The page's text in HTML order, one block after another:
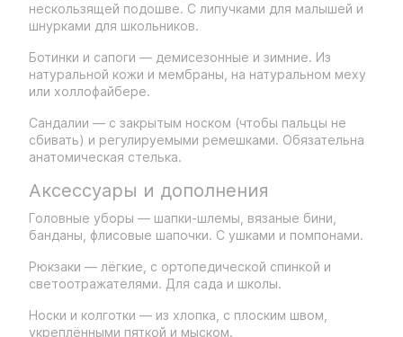
нескользящей подошве. С липучками для малышей и
шнурками для школьников.
Ботинки и сапоги — демисезонные и зимние. Из
натуральной кожи и мембраны, на натуральном меху
или холлофайбере.
Сандалии — с закрытым носком (чтобы пальцы не
сбивать) и регулируемыми ремешками. Обязательна
анатомическая стелька.
Аксессуары и дополнения
Головные уборы — шапки-шлемы, вязаные бини,
банданы, флисовые шапочки. С ушками и помпонами.
Рюкзаки — лёгкие, с ортопедической спинкой и
светоотражателями. Для сада и школы.
Носки и колготки — из хлопка, с плоским швом,
укреплёнными пяткой и мыском.